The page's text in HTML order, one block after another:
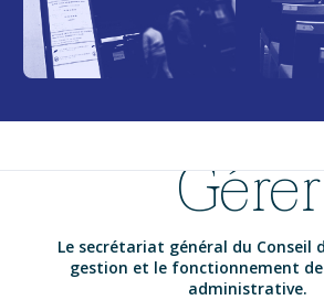
Gérer
Le secrétariat général du Conseil
gestion et le fonctionnement
administrative.